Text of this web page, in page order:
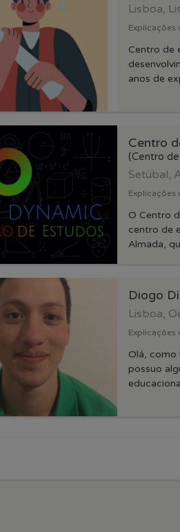
Lisboa,
Explicações
Centro de
anos de
Centro
(Centro
Setúbal,
Explicações
O Centro
centro de
Almada,
Diogo
Lisboa,
Explicações
Olá, como
possuo